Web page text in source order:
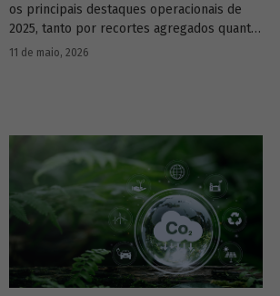
os principais destaques operacionais de
2025, tanto por recortes agregados quanto
em relação a atuações mais específicas do
11 de maio, 2026